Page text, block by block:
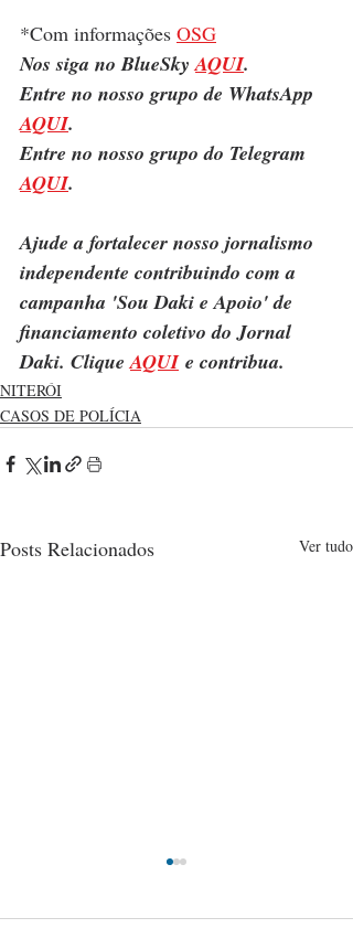
*Com informações OSG
Nos siga no BlueSky AQUI.
Entre no nosso grupo de WhatsApp
AQUI.
Entre no nosso grupo do Telegram
AQUI.
Ajude a fortalecer nosso jornalismo
independente contribuindo com a
campanha 'Sou Daki e Apoio' de
financiamento coletivo do Jornal
Daki. Clique AQUI e contribua.
NITERÓI
CASOS DE POLÍCIA
Posts Relacionados Ver tudo